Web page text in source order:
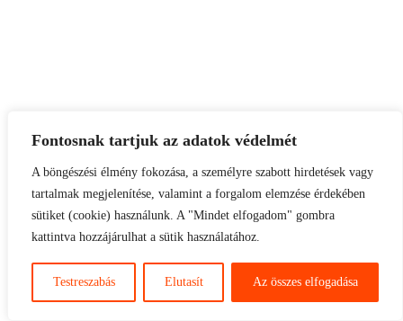
Fontosnak tartjuk az adatok védelmét
A böngészési élmény fokozása, a személyre szabott hirdetések vagy
tartalmak megjelenítése, valamint a forgalom elemzése érdekében
sütiket (cookie) használunk. A "Mindet elfogadom" gombra
kattintva hozzájárulhat a sütik használatához.
Testreszabás Elutasít Az összes elfogadása